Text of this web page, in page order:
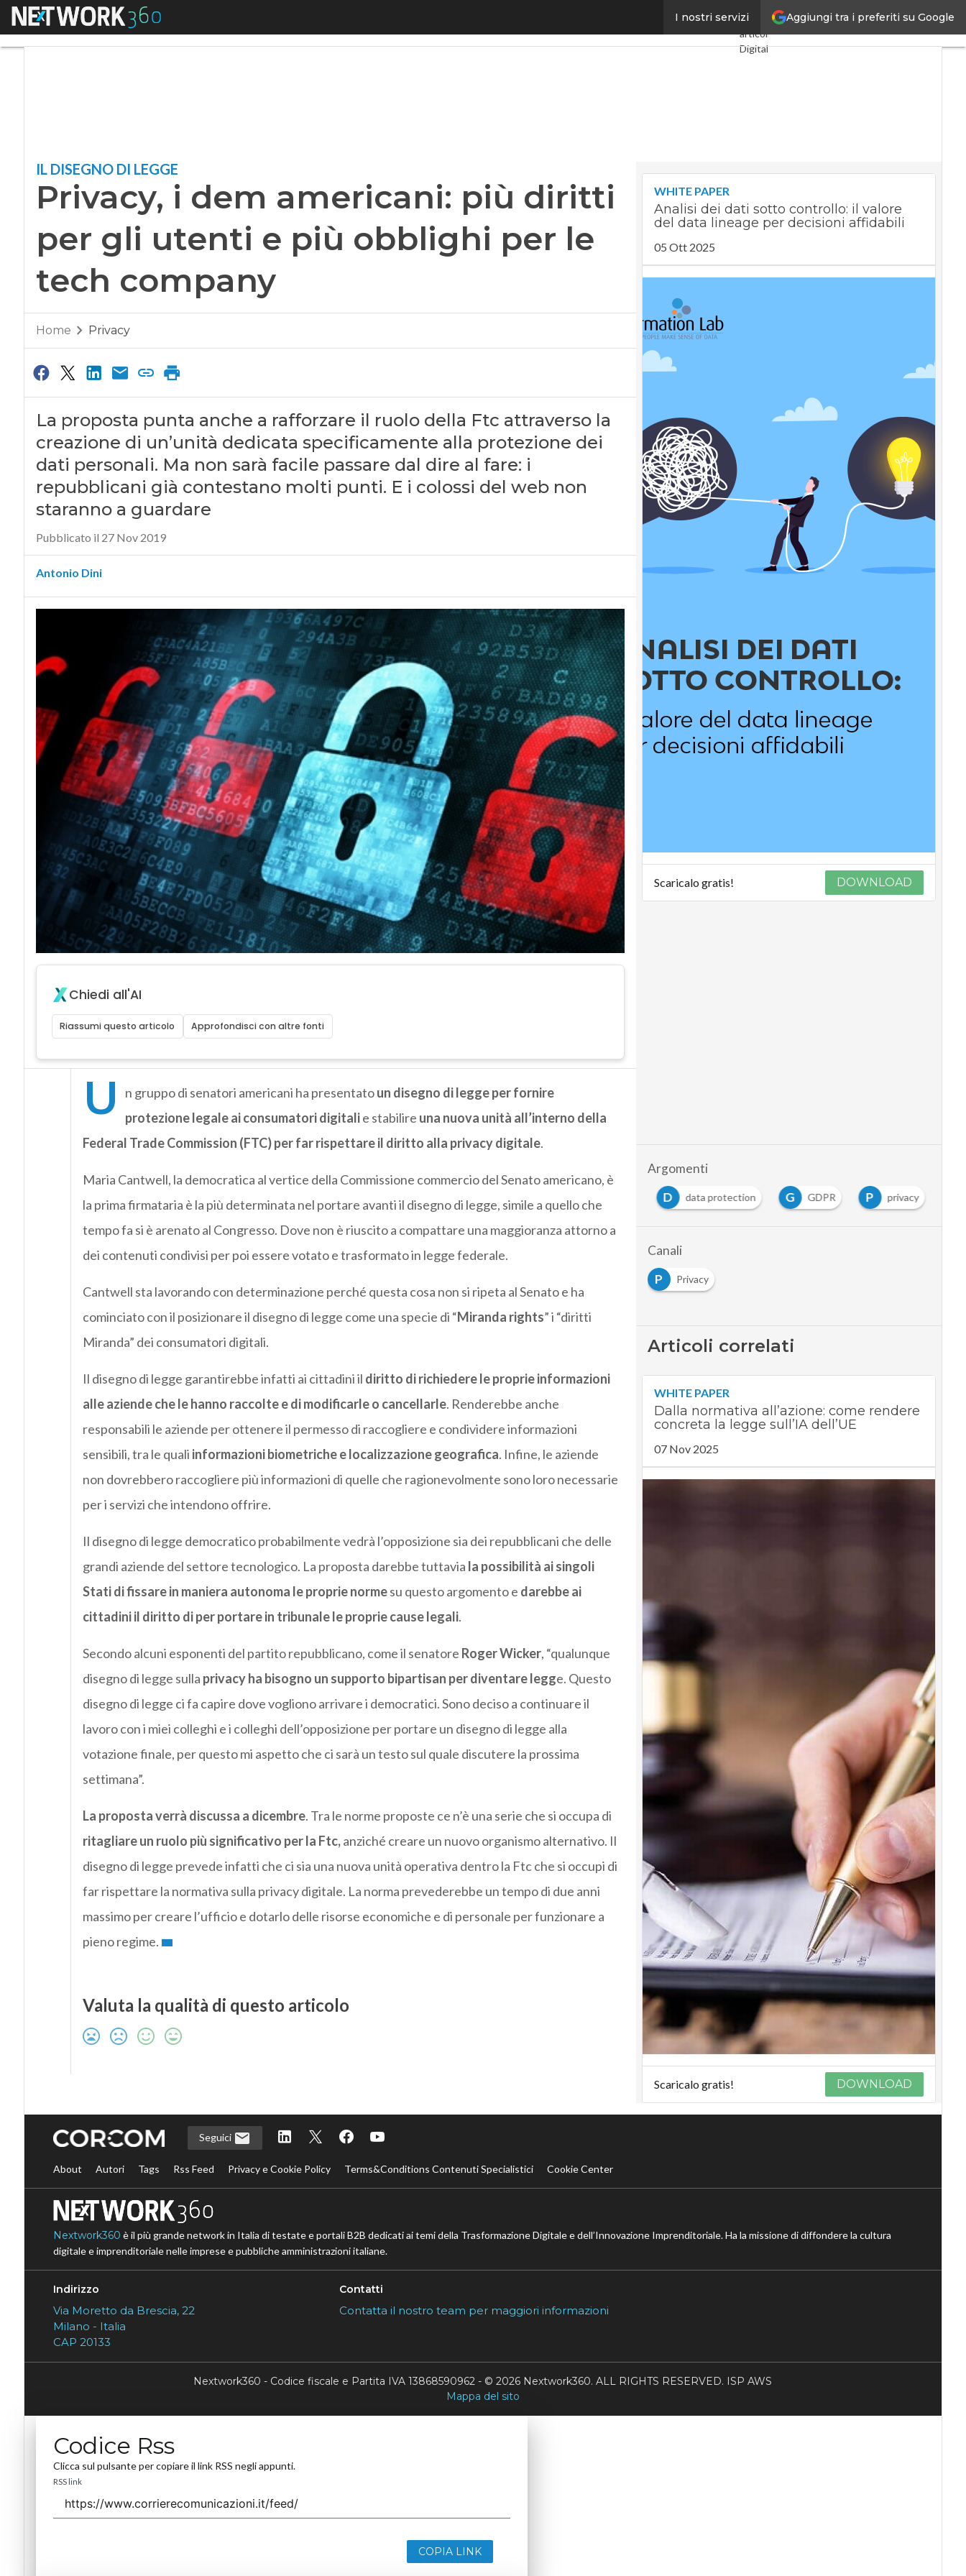
Aggiungi tra i preferiti su Google
I nostri servizi
Menu Privacy, i dem americani: più diritti per gli utenti e più obblighi per le tech companyUltimi
articoli
Digital
artificiale
Videointerviste
CorCom
IL DISEGNO DI LEGGE
Privacy, i dem americani: più diritti
per gli utenti e più obblighi per le
tech company
Home Privacy
La proposta punta anche a rafforzare il ruolo della Ftc attraverso la
creazione di un’unità dedicata specificamente alla protezione dei
dati personali. Ma non sarà facile passare dal dire al fare: i
repubblicani già contestano molti punti. E i colossi del web non
staranno a guardare
Pubblicato il 27 Nov 2019
Antonio Dini
Chiedi all'AI
Riassumi questo articolo Approfondisci con altre fonti
U n gruppo di senatori americani ha presentatoun disegno di legge per fornire
protezione legale ai consumatori digitalie stabilire una nuova unità all’interno della
Federal Trade Commission (FTC) per far rispettare il diritto alla privacy digitale.
Maria Cantwell, la democratica al vertice della Commissione commercio del Senato americano, è
la prima firmataria è la più determinata nel portare avanti il disegno di legge, simile a quello che
tempo fa si è arenato al Congresso. Dove non è riuscito a compattare una maggioranza attorno a
dei contenuti condivisi per poi essere votato e trasformato in legge federale.
Cantwell sta lavorando con determinazione perché questa cosa non si ripeta al Senato e ha
cominciato con il posizionare il disegno di legge come una specie di “Miranda rights” i “diritti
Miranda” dei consumatori digitali.
Il disegno di legge garantirebbe infatti ai cittadini il diritto di richiedere le proprie informazioni
alle aziende che le hanno raccolte e di modificarle o cancellarle. Renderebbe anche
responsabili le aziende per ottenere il permesso di raccogliere e condividere informazioni
sensibili, tra le quali informazioni biometriche e localizzazione geografica. Infine, le aziende
non dovrebbero raccogliere più informazioni di quelle che ragionevolmente sono loro necessarie
per i servizi che intendono offrire.
Il disegno di legge democratico probabilmente vedrà l’opposizione sia dei repubblicani che delle
grandi aziende del settore tecnologico. La proposta darebbe tuttavia la possibilità ai singoli
Stati di fissare in maniera autonoma le proprie normesu questo argomento e darebbe ai
cittadini il diritto di per portare in tribunale le proprie cause legali.
Secondo alcuni esponenti del partito repubblicano, come il senatore Roger Wicker, “qualunque
disegno di legge sulla privacy ha bisogno un supporto bipartisan per diventare legge. Questo
disegno di legge ci fa capire dove vogliono arrivare i democratici. Sono deciso a continuare il
lavoro con i miei colleghi e i colleghi dell’opposizione per portare un disegno di legge alla
votazione finale, per questo mi aspetto che ci sarà un testo sul quale discutere la prossima
settimana”.
La proposta verrà discussa a dicembre. Tra le norme proposte ce n’è una serie che si occupa di
ritagliare un ruolo più significativo per la Ftc,anziché creare un nuovo organismo alternativo. Il
disegno di legge prevede infatti che ci sia una nuova unità operativa dentro la Ftc che si occupi di
far rispettare la normativa sulla privacy digitale. La norma prevederebbe un tempo di due anni
massimo per creare l’ufficio e dotarlo delle risorse economiche e di personale per funzionare a
pieno regime.
Valuta la qualità di questo articolo
WHITE PAPER
Analisi dei dati sotto controllo: il valore
del data lineage per decisioni affidabili
05 Ott 2025
Scaricalo gratis! DOWNLOAD
Argomenti
D data protection G GDPR P privacy
Canali
P
Privacy
Articoli correlati
WHITE PAPER
Dalla normativa all’azione: come rendere
concreta la legge sull’IA dell’UE
07 Nov 2025
Scaricalo gratis! DOWNLOAD
Seguici
About Autori Tags Rss Feed Privacy e Cookie Policy Terms&Conditions Contenuti Specialistici Cookie Center
Nextwork360 è il più grande network in Italia di testate e portali B2B dedicati ai temi della Trasformazione Digitale e dell’Innovazione Imprenditoriale. Ha la missione di diffondere la cultura
digitale e imprenditoriale nelle imprese e pubbliche amministrazioni italiane.
Indirizzo
Via Moretto da Brescia, 22
Milano - Italia
CAP 20133
Contatti
Contatta il nostro team per maggiori informazioni
Nextwork360 - Codice fiscale e Partita IVA 13868590962 - © 2026 Nextwork360. ALL RIGHTS RESERVED. ISP AWS
Mappa del sito
Codice Rss
Clicca sul pulsante per copiare il link RSS negli appunti.
RSS link
COPIA LINK